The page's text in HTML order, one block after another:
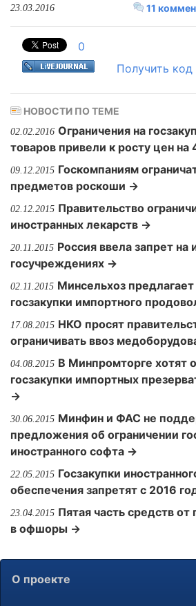
11
23.03.2016
0
Получить код
НОВОСТИ ПО ТЕМЕ
02.02.2016 Ограничения на
товаров привели к росту цен
09.12.2015 Госкомпаниям
предметов роскоши →
02.12.2015 Правительство
иностранных лекарств →
20.11.2015 Россия ввела запрет на
госучреждениях →
02.11.2015 Минсельхоз предлагает
госзакупки импортного
17.08.2015 НКО просят
ограничивать ввоз
04.08.2015 В Минпромторге хотят
госзакупки импортных
→
30.06.2015 Минфин и ФАС не
предложения об ограничении
иностранного софта →
22.05.2015 Госзакупки
обеспечения запретят с 2016
23.04.2015 Пятая часть средств от
в офшоры →
О проекте